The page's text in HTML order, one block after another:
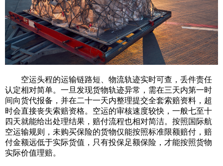
空运头程的运输链路短、物流轨迹实时可查，丢件责任
认定相对简单。一旦发现货物轨迹异常，需在三天内第一时
间向货代报备，并在二十一天内整理提交全套索赔资料，超
时会直接丧失索赔资格。空运的审核速度较快，一般七至十
四天就能给出处理结果，赔付流程也相对简洁。按照国际航
空运输规则，未购买保险的货物仅能按照标准限额赔付，赔
付金额远低于实际货值，只有投保足额保险，才能按照货物
实际价值理赔。